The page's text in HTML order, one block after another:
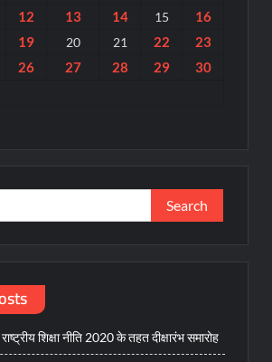
12 13 14 15 16
19 20 21 22 23
26 27 28 29
30
Search
for:
शिक्षा नीति 2020 के तहत दीक्षारंभ समारोह